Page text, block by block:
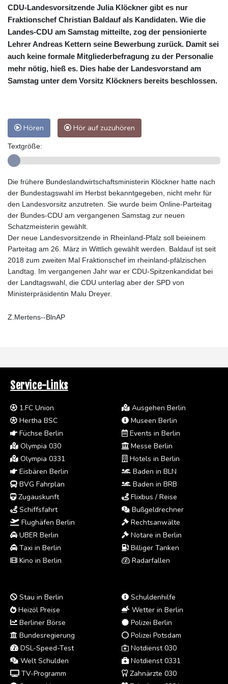
CDU-Landesvorsitzende Julia Klöckner gibt es nur
Fraktionschef Christian Baldauf als Kandidaten. Wie die
Landes-CDU am Samstag mitteilte, zog der pensionierte
Lehrer Andreas Kettern seine Bewerbung zurück. Damit sei
auch keine formale Mitgliederbefragung zu der Personalie
mehr nötig, hieß es. Dies habe der Landesvorstand am
Samstag unter dem Vorsitz Klöckners bereits beschlossen.
Hören Hör auf zuzuhören
Textgröße:
Die frühere Bundeslandwirtschaftsministerin Klöckner hatte nach
der Bundestagswahl im Herbst bekanntgegeben, nicht mehr für
den Landesvorsitz anzutreten. Sie wurde beim Online-Parteitag
der Bundes-CDU am vergangenen Samstag zur neuen
Schatzmeisterin gewählt.
Der neue Landesvorsitzende in Rheinland-Pfalz soll beieinem
Parteitag am 26. März in Wittlich gewählt werden. Baldauf ist seit
2018 zum zweiten Mal Fraktionschef im rheinland-pfälzischen
Landtag. Im vergangenen Jahr war er CDU-Spitzenkandidat bei
der Landtagswahl, die CDU unterlag aber der SPD von
Ministerpräsidentin Malu Dreyer.
Z.Mertens--BlnAP
Service-Links
1.FC Union
Hertha BSC
Füchse Berlin
Olympia 030
Olympia 0331
Eisbären Berlin
BVG Fahrplan
Zugauskunft
Schiffsfahrt
Flughäfen Berlin
UBER Berlin
Taxi in Berlin
Kino in Berlin
Ausgehen Berlin
Museen Berlin
Events in Berlin
Messe Berlin
Hotels in Berlin
Baden in BLN
Baden in BRB
Flixbus / Reise
Bußgeldrechner
Rechtsanwälte
Notare in Berlin
Billiger Tanken
Radarfallen
Stau in Berlin
Heizöl Preise
Berliner Börse
Bundesregierung
DSL-Speed-Test
Welt Schulden
TV-Programm
Schuldenhilfe
Wetter in Berlin
Polizei Berlin
Polizei Potsdam
Notdienst 030
Notdienst 0331
Zahnärzte 030